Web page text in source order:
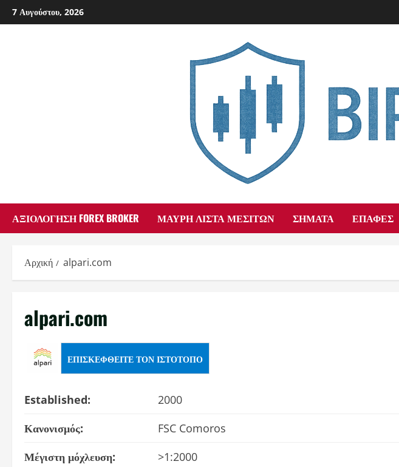
Skip
to
7 Αυγούστου, 2026
ΑΞΙΟΛΌΓΗΣΗ FOREX BROKER ΜΑΎΡΗ ΛΊΣΤΑ ΜΕΣΙΤΏΝ ΣΉΜΑΤΑ ΕΠΑΦΈΣ
Αρχική alpari.com
alpari.com
ΕΠΙΣΚΕΦΘΕΊΤΕ ΤΟΝ ΙΣΤΌΤΟΠΟ
Established:
2000
Κανονισμός:
FSC Comoros
Μέγιστη μόχλευση:
>1:2000